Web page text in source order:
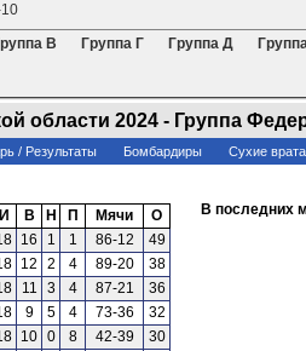
В Группа Г Группа Д
области 2024 - Группа
/ Результаты Бомбардиры Сухие
И В Н П Мячи
О
16 1 1 86-12
49
12 2 4 89-20
38
11 3 4 87-21
36
9 5 4 73-36
32
10 0 8 42-39
30
В последних